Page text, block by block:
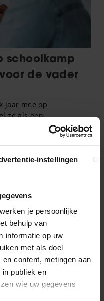
instellingen
je persoonlijke
behulp van
informatie op uw
met als doel
content, metingen aan
publiek en
wie uw gegevens